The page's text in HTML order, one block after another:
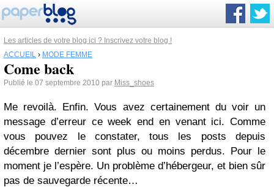
Les articles de votre blog ici ? Inscrivez votre blog !
ACCUEIL › MODE FEMME
Come back
Publié le 07 septembre 2010 par Miss_shoes
Me revoilà. Enfin. Vous avez certainement du voir un
message d’erreur ce week end en venant ici. Comme
vous pouvez le constater, tous les posts depuis
décembre dernier sont plus ou moins perdus. Pour le
moment je l’espère. Un problème d’hébergeur, et bien sûr
pas de sauvegarde récente…